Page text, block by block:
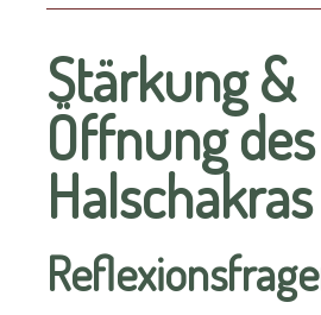
Stärkung &
Öffnung des
Halschakras